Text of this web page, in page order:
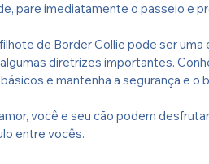
pare imediatamente o passeio e
de Border Collie pode ser
diretrizes importantes.
e mantenha a segurança e
você e seu cão podem
entre vocês.